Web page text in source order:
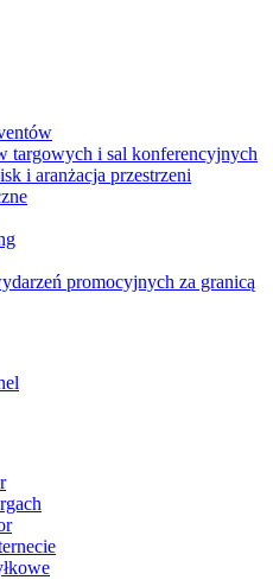
targowych i sal konferencyjnych
i aranżacja przestrzeni
promocyjnych za granicą